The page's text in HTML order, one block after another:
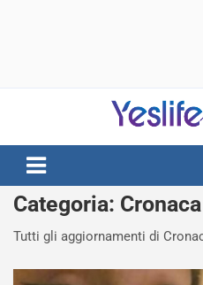
notizie di intrattenimento
Categoria: Cronaca
Tutti gli aggiornamenti di